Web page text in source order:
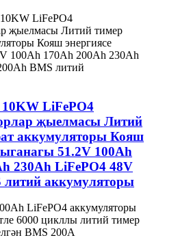
LiFePO4
җыелмасы Литий
аккумуляторы Кояш
51.2V 100Ah
230Ah LiFePO4 48V
литий аккумуляторы